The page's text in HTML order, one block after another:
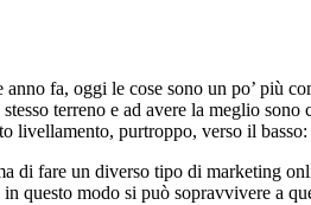
anno fa, oggi le cose sono un po’ più
terreno e ad avere la meglio
livellamento, purtroppo, verso il basso:
di fare un diverso tipo di marketing
questo modo si può sopravvivere a